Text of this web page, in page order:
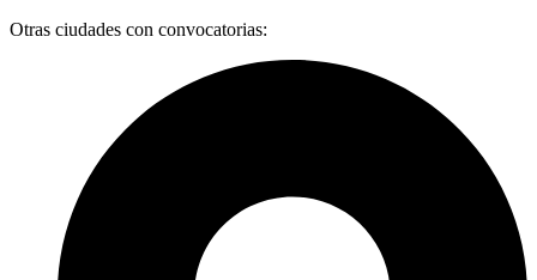
Otras ciudades con convocatorias: